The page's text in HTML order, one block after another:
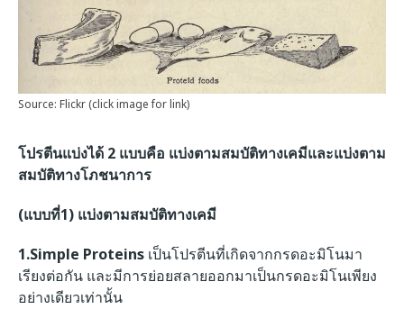
Source: Flickr (click image for link)
โปรตีนแบ่งได้ 2 แบบคือ แบ่งตามสมบัติทางเคมีและแบ่งตาม
สมบัติทางโภชนาการ
(แบบที่1) แบ่งตามสมบัติทางเคมี
1.Simple Proteins เป็นโปรตีนที่เกิดจากกรดอะมิโนมา
เรียงต่อกัน และมีการย่อยสลายออกมาเป็นกรดอะมิโนเพียง
อย่างเดียวเท่านั้น